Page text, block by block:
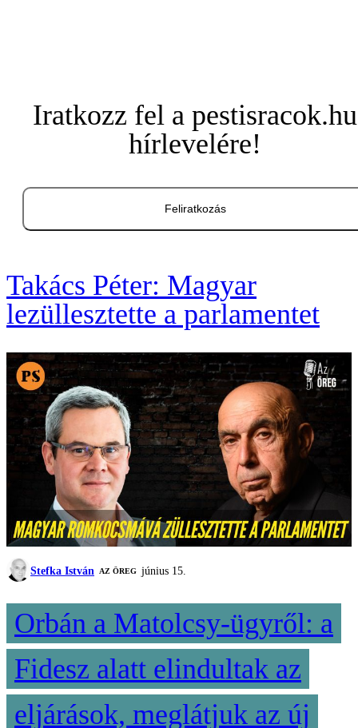
Iratkozz fel a pestisracok.hu
hírlevelére!
Feliratkozás
Takács Péter: Magyar
lezüllesztette a parlamentet
Stefka István AZ ÖREG június 15.
Orbán a Matolcsy-ügyről: a
Fidesz alatt elindultak az
eljárások, meglátjuk az új